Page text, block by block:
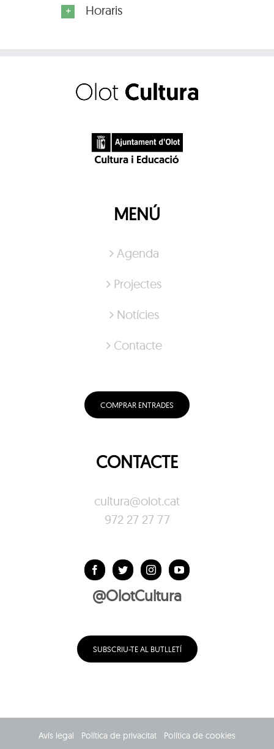
Horaris
MENÚ
Agenda
Projectes
Notícies
Contacte
COMPRAR ENTRADES
CONTACTE
cultura@olot.cat
972 27 27 77
@OlotCultura
SUBSCRIU-TE AL BUTLLETÍ
Avís legal Política de privacitat Política de cookies